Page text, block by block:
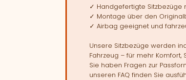
✓ Handgefertigte Sitzbezüge
✓ Montage über den
✓ Airbag geeignet und
Unsere Sitzbezüge werden
Fahrzeug – für mehr
Sie haben Fragen zur
unseren FAQ finden Sie